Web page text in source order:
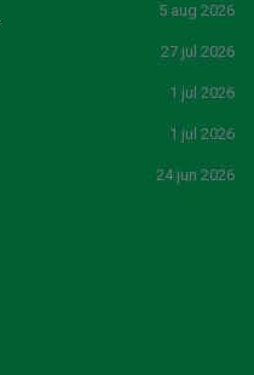
5 aug 2026
27 jul 2026
1 jul 2026
1 jul 2026
24 jun 2026